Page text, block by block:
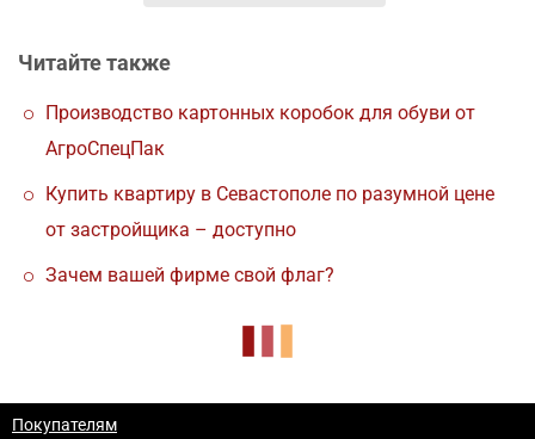
Читайте также
Производство картонных коробок для обуви от
АгроСпецПак
Купить квартиру в Севастополе по разумной цене
от застройщика – доступно
Зачем вашей фирме свой флаг?
Покупателям